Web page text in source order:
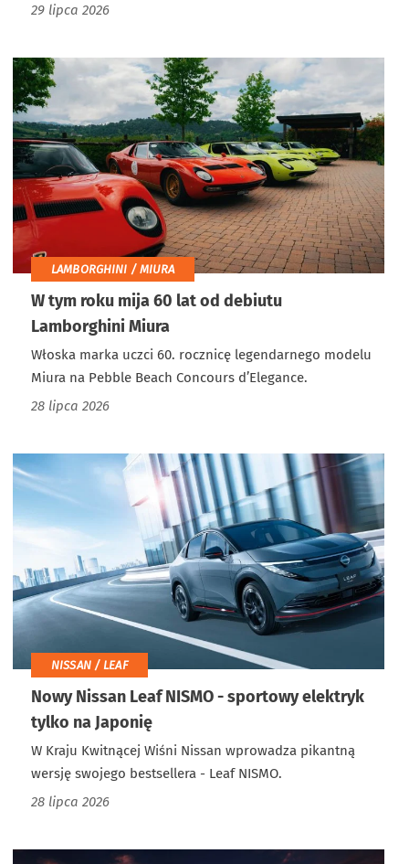
29 lipca 2026
LAMBORGHINI / MIURA
W tym roku mija 60 lat od debiutu
Lamborghini Miura
Włoska marka uczci 60. rocznicę legendarnego modelu
Miura na Pebble Beach Concours d’Elegance.
28 lipca 2026
NISSAN / LEAF
Nowy Nissan Leaf NISMO - sportowy elektryk
tylko na Japonię
W Kraju Kwitnącej Wiśni Nissan wprowadza pikantną
wersję swojego bestsellera - Leaf NISMO.
28 lipca 2026